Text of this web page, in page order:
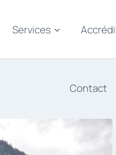
Services
Contact